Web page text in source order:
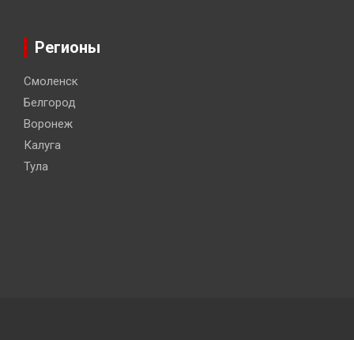
Регионы
Смоленск
Белгород
Воронеж
Калуга
Тула